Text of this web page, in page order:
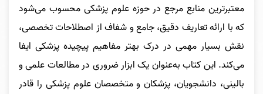
معتبرترین منابع مرجع در حوزه علوم پزشکی محسوب می‌شود
که با ارائه تعاریف دقیق، جامع و شفاف از اصطلاحات تخصصی،
نقش بسیار مهمی در درک بهتر مفاهیم پیچیده پزشکی ایفا
می‌کند. این کتاب به‌عنوان یک ابزار ضروری در مطالعات علمی و
بالینی، دانشجویان، پزشکان و متخصصان علوم پزشکی را قادر